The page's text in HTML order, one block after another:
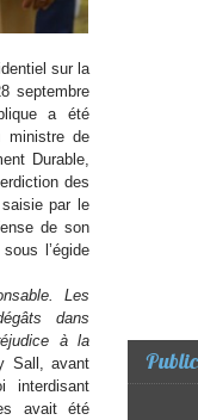
sur la
septembre
a été
ministre de
Durable,
des
par le
de son
l’égide
Les
dans
à la
Sall, avant
interdisant
avait été